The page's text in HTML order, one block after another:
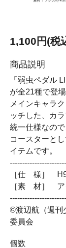
1,100円(税
商品説明
「弱虫ペダル
が全21種で登場
メインキャラ
ッチした、カ
統一仕様なの
コースターと
イテムです。
［仕 様］
［素 材］ ア
©渡辺航（週刊
委員会
個数